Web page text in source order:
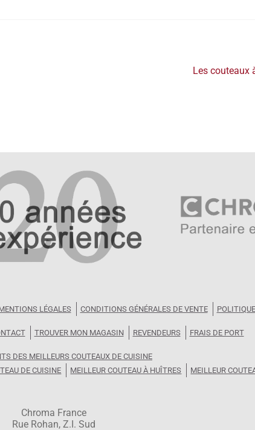
Article
Les couteaux
LÉGALES CONDITIONS GÉNÉRALES DE VENTE
TROUVER MON MAGASIN REVENDEURS FRAIS DE PORT
DES MEILLEURS COUTEAUX DE CUISINE
DE CUISINE MEILLEUR COUTEAU À HUÎTRES MEILLEUR
Chroma France
Rue Rohan, Z.I. Sud